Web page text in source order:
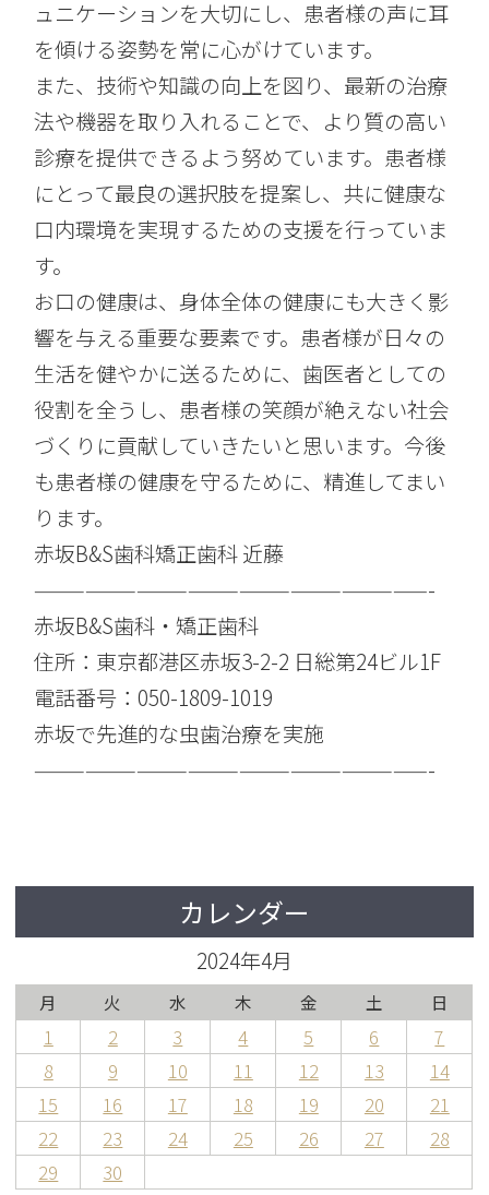
ュニケーションを大切にし、患者様の声に耳
を傾ける姿勢を常に心がけています。
また、技術や知識の向上を図り、最新の治療
法や機器を取り入れることで、より質の高い
診療を提供できるよう努めています。患者様
にとって最良の選択肢を提案し、共に健康な
口内環境を実現するための支援を行っていま
す。
お口の健康は、身体全体の健康にも大きく影
響を与える重要な要素です。患者様が日々の
生活を健やかに送るために、歯医者としての
役割を全うし、患者様の笑顔が絶えない社会
づくりに貢献していきたいと思います。今後
も患者様の健康を守るために、精進してまい
ります。
赤坂B&S歯科矯正歯科 近藤
———————————————————————-
赤坂B&S歯科・矯正歯科
住所：東京都港区赤坂3-2-2 日総第24ビル1F
電話番号：050-1809-1019
赤坂で先進的な虫歯治療を実施
———————————————————————-
カレンダー
2024年4月
月 火 水 木 金 土 日
1 2 3 4 5 6
7
8
9 10 11 12 13
14
15
16 17 18 19 20
21
22
23 24 25 26 27
28
29
30